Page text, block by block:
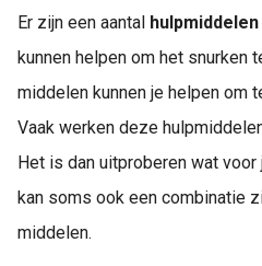
Er zijn een aantal hulpmiddelen
kunnen helpen om het snurken
middelen kunnen je helpen om
Vaak werken deze
Het is dan uitproberen wat
kan soms ook een combinatie
middelen.